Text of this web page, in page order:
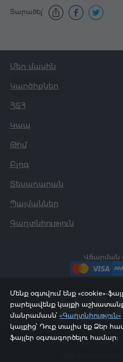
Տարածել՝
Մեր մասին
Կարծիքներ
ՀՏՀ
Կապ
Թիմ
Բլոգ
Տեսադարան
Պայմաններ
Գաղտնիություն
Վճարման
2002 - 2026, ©
Էջը թարմացվել
Մենք օգտվում ենք «cookie»-
բարելավենք կայքի
մանրամասն՝ «Գաղտնիություն»
կայքից՝ Դուք տալիս եք Ձեր
ֆայլեր օգտագործելու համար: